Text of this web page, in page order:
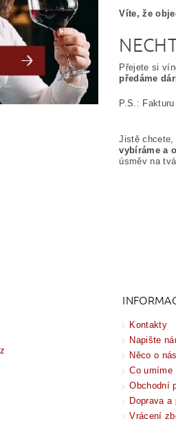
Víte, že
Přejete si
předáme
P.S.:
Jistě chcete,
vybíráme a
úsměv na
Kontakty
Napište
Něco o nás
Co umíme
Obchodní
Doprava a
Vrácení